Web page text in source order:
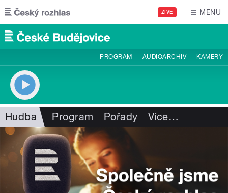
Přejít k hlavnímu obsahu
ŽIVĚ MENU
PROGRAM AUDIOARCHIV KAMERY
Hudba Program Pořady Více…